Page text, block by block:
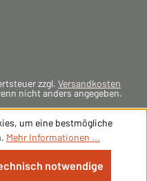
zzgl. Versandkosten
nicht anders angegeben.
um eine bestmögliche
Mehr Informationen ...
notwendige